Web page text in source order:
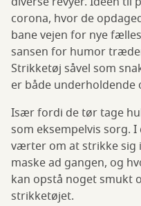
corona, hvor de
bane vejen for nye
sansen for humor
Strikketøj såvel som
er både
Især fordi de tør tage
som eksempelvis sorg.
værter om at strikke sig
maske ad gangen, og
kan opstå noget smukt
strikketøjet.